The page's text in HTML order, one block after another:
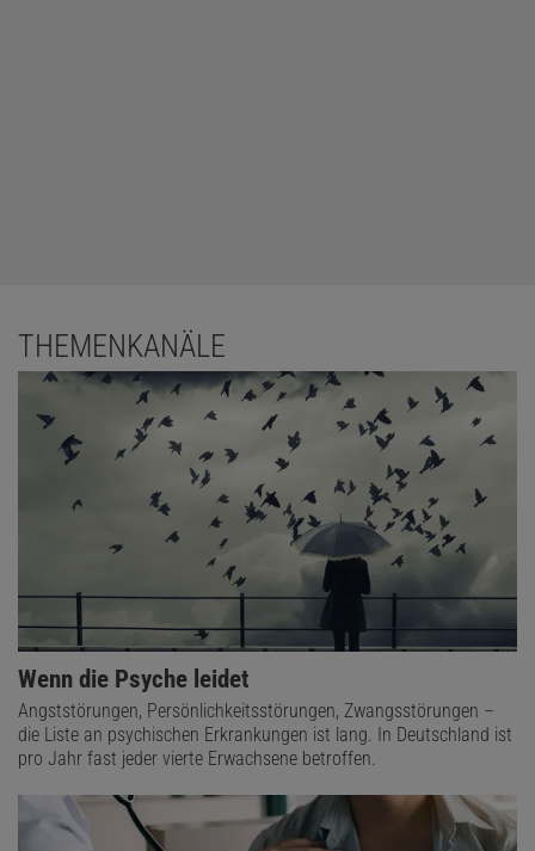
THEMENKANÄLE
Wenn die Psyche leidet
Angststörungen, Persönlichkeitsstörungen, Zwangsstörungen –
die Liste an psychischen Erkrankungen ist lang. In Deutschland ist
pro Jahr fast jeder vierte Erwachsene betroffen.